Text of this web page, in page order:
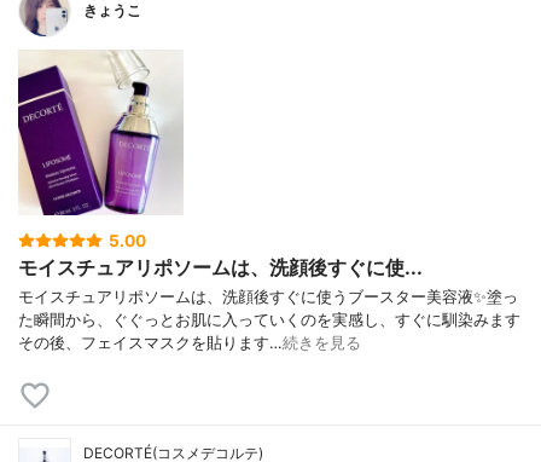
きょうこ
5.00
モイスチュアリポソームは、洗顔後すぐに使...
モイスチュアリポソームは、洗顔後すぐに使うブースター美容液✨塗っ
た瞬間から、ぐぐっとお肌に入っていくのを実感し、すぐに馴染みます
その後、フェイスマスクを貼ります…続きを見る
DECORTÉ(コスメデコルテ)